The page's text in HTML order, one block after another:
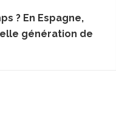
? En Espagne,
génération de